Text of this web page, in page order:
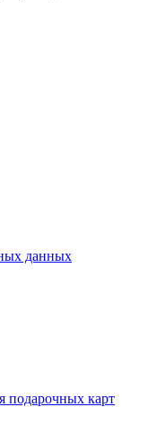
данных
подарочных карт